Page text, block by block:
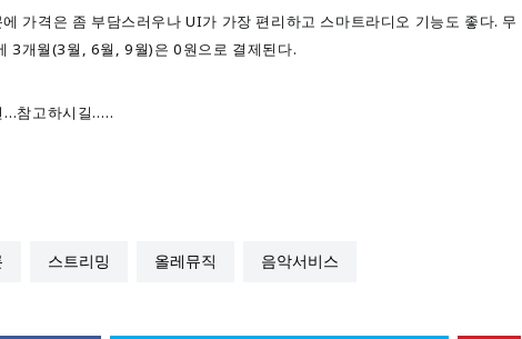
가격은 좀 부담스러우나 UI가 가장 편리하고 스마트라디오 기능도 좋다. 무
3개월(3월, 6월, 9월)은 0원으로 결제된다.
…참고하시길…..
스트리밍 올레뮤직 음악서비스